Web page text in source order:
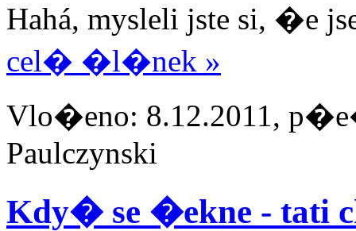
Hahá, mysleli jste si, �e
cel� �l�nek »
Vlo�eno: 8.12.2011,
Paulczynski
Kdy� se �ekne - tati